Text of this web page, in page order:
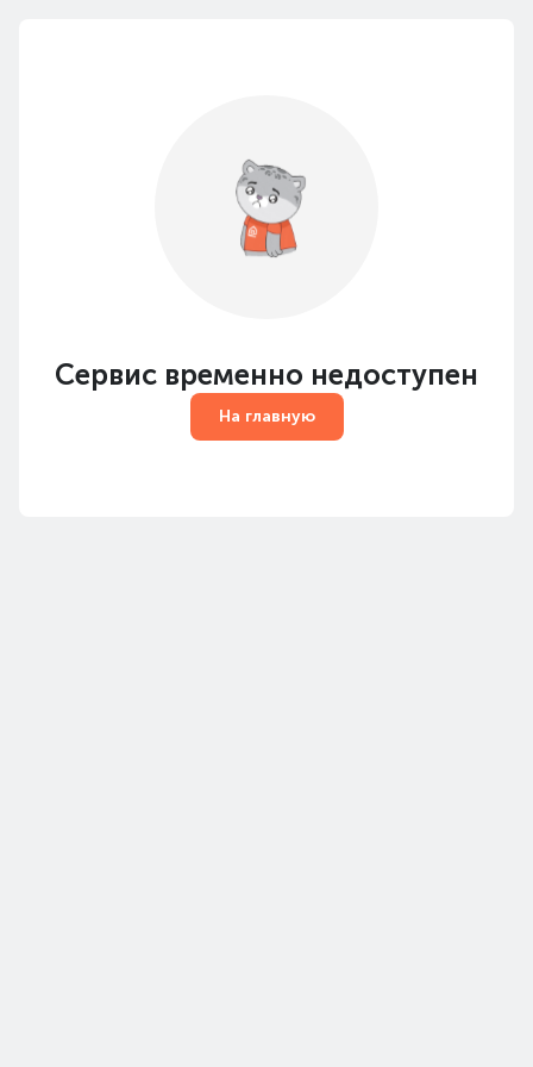
Сервис временно недоступен
На главную